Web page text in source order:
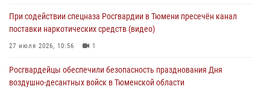
При содействии спецназа Росгвардии в Тюмени пресечён канал
поставки наркотических средств (видео)
27 июля 2026, 10:56 1
Росгвардейцы обеспечили безопасность празднования Дня
воздушно-десантных войск в Тюменской области